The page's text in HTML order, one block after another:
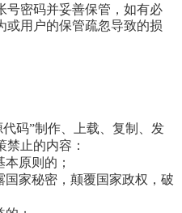
号密码并妥善保管，如有必
或用户的保管疏忽导致的损
代码”制作、上载、复制、发
止的内容：
原则的；
国家秘密，颠覆国家政权，破